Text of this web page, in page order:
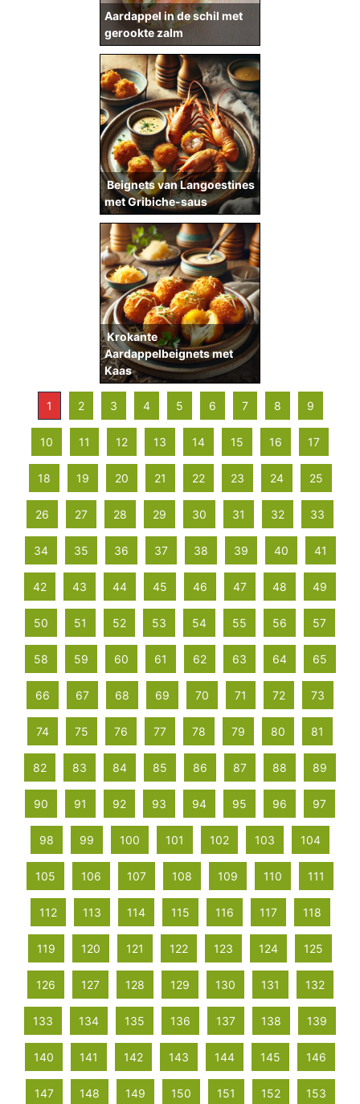
Beignets van Langoestines
met Gribiche-saus
Krokante
Aardappelbeignets met
Kaas
Aardappel in de schil met
gerookte zalm
1 2 3 4 5 6 7 8 9
10 11 12 13 14 15 16 17
18 19 20 21 22 23 24 25
26 27 28 29 30 31 32 33
34 35 36 37 38 39 40 41
42 43 44 45 46 47 48 49
50 51 52 53 54 55 56 57
58 59 60 61 62 63 64 65
66 67 68 69 70 71 72 73
74 75 76 77 78 79 80 81
82 83 84 85 86 87 88 89
90 91 92 93 94 95 96 97
98 99 100 101 102 103 104
105 106 107 108 109 110 111
112 113 114 115 116 117 118
119 120 121 122 123 124 125
126 127 128 129 130 131 132
133 134 135 136 137 138 139
140 141 142 143 144 145 146
147 148 149 150 151 152 153